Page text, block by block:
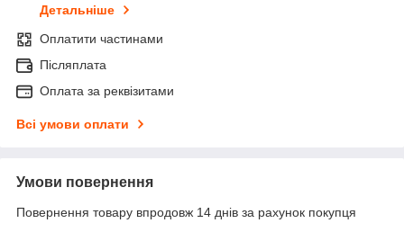
Детальніше
Оплатити частинами
Післяплата
Оплата за реквізитами
Всі умови оплати
Умови повернення
Повернення товару впродовж 14 днів за рахунок покупця